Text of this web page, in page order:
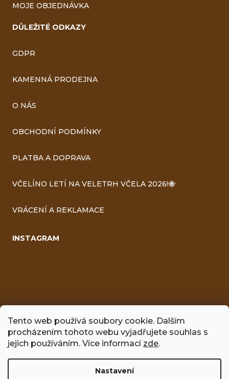
Tento web používá soubory cookie. Dalším
procházením tohoto webu vyjadřujete souhlas s
jejich používáním. Více informací zde.
Nastavení
MOJE OBJEDNÁVKA
DŮLEŽITÉ ODKAZY
GDPR
KAMENNÁ PRODEJNA
O NÁS
OBCHODNÍ PODMÍNKY
PLATBA A DOPRAVA
VČELÍNO LETÍ NA VELETRH VČELA 2026!🐝
VRÁCENÍ A REKLAMACE
INSTAGRAM
FACEBOOK